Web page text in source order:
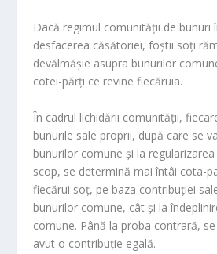
Dacă regimul comunităţii de bunuri
desfacerea căsătoriei, foştii soţi
devălmăşie asupra bunurilor
cotei-părţi ce revine fiecăruia.
În cadrul lichidării comunităţii,
bunurile sale proprii, după care se
bunurilor comune şi la
scop, se determină mai întâi cota-
fiecărui soţ, pe baza contribuţiei
bunurilor comune, cât şi la
comune. Până la proba contrară,
avut o contribuţie egală.